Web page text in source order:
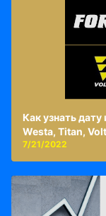
Как узнать
Westa, Titan,
7/21/2022